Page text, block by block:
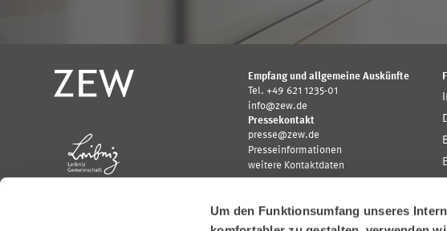
Um den Funktionsumfang unseres
Empfang und allgemeine Auskünfte
Tel. +49 621 1235-01
info@zew.de
Pressekontakt
presse@zew.de
Presseinformationen
weitere Kontaktdaten